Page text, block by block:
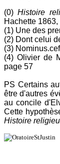
(0)Histoire
Hachette
(1) Une des
(2) Dont celui
(3)
(4) Olivier de
page 57
PS Certains
être d'autres
au concile
Cette
Histoire